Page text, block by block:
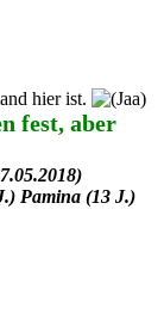
hier ist.
fest, aber
Pamina (13 J.)